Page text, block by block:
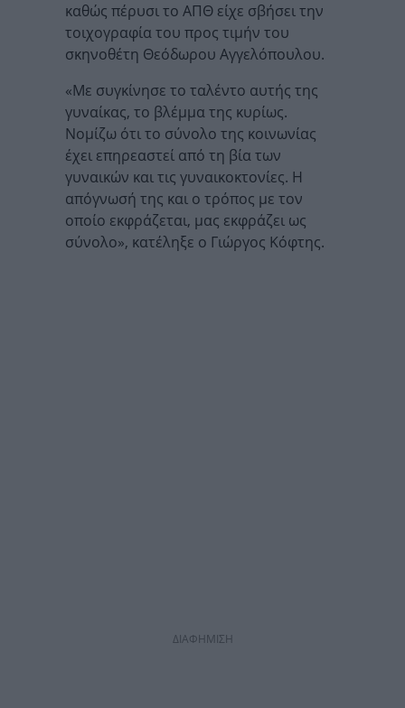
καθώς πέρυσι το ΑΠΘ είχε σβήσει την
τοιχογραφία του προς τιμήν του
σκηνοθέτη Θεόδωρου Αγγελόπουλου.
«Με συγκίνησε το ταλέντο αυτής της
γυναίκας, το βλέμμα της κυρίως.
Νομίζω ότι το σύνολο της κοινωνίας
έχει επηρεαστεί από τη βία των
γυναικών και τις γυναικοκτονίες. Η
απόγνωσή της και ο τρόπος με τον
οποίο εκφράζεται, μας εκφράζει ως
σύνολο», κατέληξε ο Γιώργος Κόφτης.
ΔΙΑΦΗΜΙΣΗ